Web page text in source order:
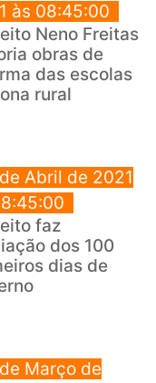
às 08:45:00
Neno Freitas
obras de
das escolas
rural
Abril de 2021
faz
dos 100
dias de
Março de